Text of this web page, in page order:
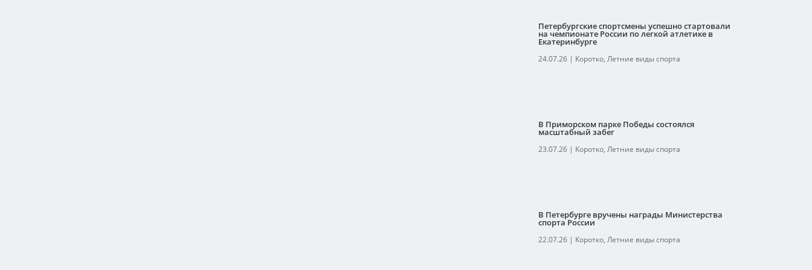
Петербургские спортсмены успешно стартовали
на чемпионате России по легкой атлетике в
Екатеринбурге
24.07.26| Коротко, Летние виды спорта
В Приморском парке Победы состоялся
масштабный забег
23.07.26| Коротко, Летние виды спорта
В Петербурге вручены награды Министерства
спорта России
22.07.26| Коротко, Летние виды спорта